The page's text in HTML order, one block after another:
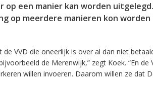
een manier kan worden uitgelegd.
op meerdere manieren kon worden
VVD die oneerlijk is over al dan niet
de Merenwijk,” zegt Koek. “En de
willen invoeren. Daarom willen ze dat